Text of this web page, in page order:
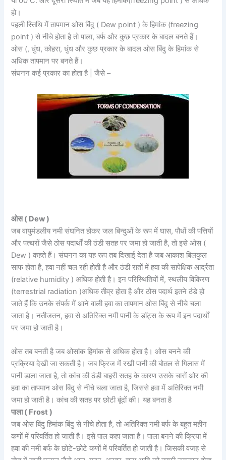
हो।
पहली स्तिथि में तापमान ओस बिंदु ( Dew point ) के हिमांक (freezing
point ) से नीचे होता है तो पाला, बर्फ और कुछ प्रकार के बादल बनते हैं।
ओस (, धुंध, कोहरा, धुंध और कुछ प्रकार के बादल ओस बिंदु के हिमांक से
अधिक तापमान पर बनते हैं।
संघनन कई प्रकार का होता है | जैसे –
ओस ( Dew )
जब वायुमंडलीय नमी संघनित होकर जल बिन्दुओं के रूप में घास, पौधों की पत्तियों
और पत्थरों जैसे ठोस पदार्थों की ठंडी सतह पर जमा हो जाती है, तो इसे ओस (
Dew ) कहते हैं। संघनन का यह रूप तब दिखाई देता है जब आकाश बिलकुल
साफ होता है, हवा नहीं चल रही होती है और ठंडी रातों में हवा की सापेक्षिक आर्द्रता
(relative humidity ) अधिक होती है। इन परिस्थितियों में, स्थलीय विकिरण
(terrestrial radiation )अधिक तीव्र होता है और ठोस पदार्थ इतने ठंडे हो
जाते हैं कि उनके संपर्क में आने वाली हवा का तापमान ओस बिंदु से नीचे चला
जाता है। नतीजतन, हवा से अतिरिक्त नमी पानी के डॉट्स के रूप में इन पदार्थों
पर जमा हो जाती है।
ओस तब बनती है जब ओसांक हिमांक से अधिक होता है। ओस बनने की
प्रक्रिया देखी जा सकती है। जब फ्रिज में रखी पानी की बोतल से गिलास में
पानी डाला जाता है, तो कांच की ठंडी बाहरी सतह के कारण उसके चारों ओर की
हवा का तापमान ओस बिंदु से नीचे चला जाता है, जिससे हवा में अतिरिक्त नमी
जमा हो जाती है। कांच की सतह पर छोटी बूंदों की। यह बनता है
पाला ( Frost )
जब ओस बिंदु हिमांक बिंदु से नीचे होता है, तो अतिरिक्त नमी बर्फ के बहुत महीन
कणों में परिवर्तित हो जाती है। इसे पाल कहा जाता है। पाला बनने की क्रिया में
हवा की नमी बर्फ के छोटे-छोटे कणों में परिवर्तित हो जाती है। जिसकी वजह से